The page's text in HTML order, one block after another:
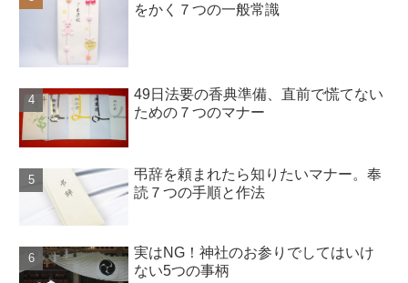
をかく７つの一般常識
49日法要の香典準備、直前で慌てない
ための７つのマナー
弔辞を頼まれたら知りたいマナー。奉
読７つの手順と作法
実はNG！神社のお参りでしてはいけ
ない5つの事柄